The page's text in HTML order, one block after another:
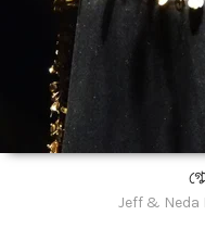
Jeff & Neda